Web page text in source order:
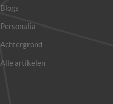
Blogs
Personalia
Achtergrond
Alle artikelen